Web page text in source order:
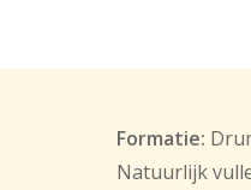
Formatie:
Natuurlijk